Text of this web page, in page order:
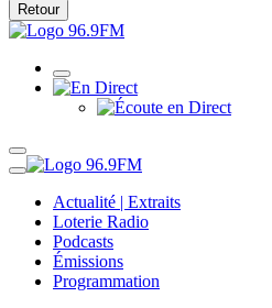
Retour
Actualité | Extraits
Loterie Radio
Podcasts
Émissions
Programmation